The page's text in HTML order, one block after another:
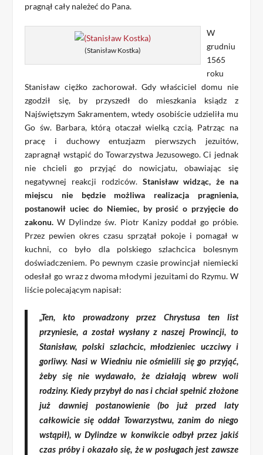
pragnął cały należeć do Pana.
(Stanisław Kostka)
W
grudniu
1565
roku
Stanisław ciężko zachorował. Gdy właściciel domu nie
zgodził się, by przyszedł do mieszkania ksiądz z
Najświętszym Sakramentem, wtedy osobiście udzieliła mu
Go św. Barbara, którą otaczał wielką czcią. Patrząc na
pracę i duchowy entuzjazm pierwszych jezuitów,
zapragnął wstąpić do Towarzystwa Jezusowego. Ci jednak
nie chcieli go przyjąć do nowicjatu, obawiając się
negatywnej reakcji rodziców.Stanisław widząc, że na
miejscu nie będzie możliwa realizacja pragnienia,
postanowił uciec do Niemiec, by prosić o przyjęcie do
zakonu. W Dylindze św. Piotr Kanizy poddał go próbie.
Przez pewien okres czasu sprzątał pokoje i pomagał w
kuchni, co było dla polskiego szlachcica bolesnym
doświadczeniem. Po pewnym czasie prowincjał niemiecki
odesłał go wraz z dwoma młodymi jezuitami do Rzymu. W
liście polecającym napisał:
„Ten, kto prowadzony przez Chrystusa ten list
przyniesie, a został wysłany z naszej Prowincji, to
Stanisław, polski szlachcic, młodzieniec uczciwy i
gorliwy. Nasi w Wiedniu nie ośmielili się go przyjąć,
żeby się nie wydawało, że działają wbrew woli
rodziny. Kiedy przybył do nas i chciał spełnić złożone
już dawniej postanowienie (bo już przed laty
całkowicie się oddał Towarzystwu, zanim do niego
wstąpił), w Dylindze w konwikcie odbył przez jakiś
czas próby i okazało się, żew posługach jest zawsze